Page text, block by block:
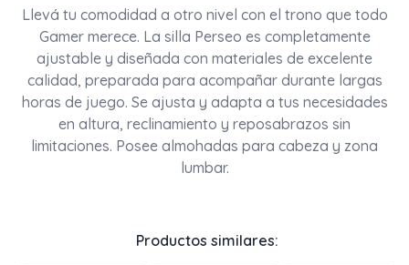
Llevá tu comodidad a otro nivel con el trono que todo
Gamer merece. La silla Perseo es completamente
ajustable y diseñada con materiales de excelente
calidad, preparada para acompañar durante largas
horas de juego. Se ajusta y adapta a tus necesidades
en altura, reclinamiento y reposabrazos sin
limitaciones. Posee almohadas para cabeza y zona
lumbar.
Productos similares: